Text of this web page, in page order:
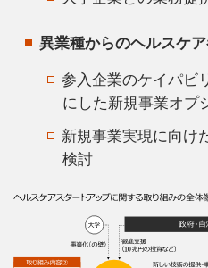
異業種からのヘルスケ
参入企業のケイパビ
にした新規事業オプ
新規事業実現に向け
検討